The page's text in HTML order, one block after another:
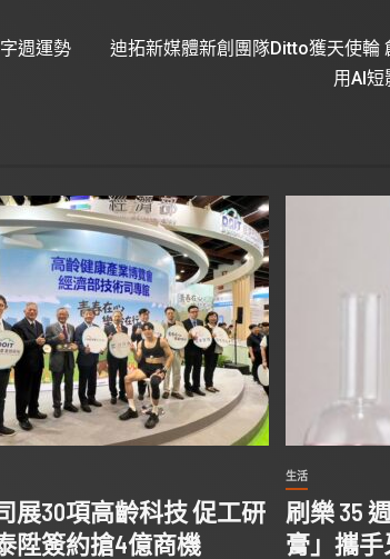
週運勢
迪拓新媒體新創團隊Ditto獲天使輪
用AI
展30項高齡科技 促工研
陞簽約搶4億商機
生活
刷樂 35
膏」攜